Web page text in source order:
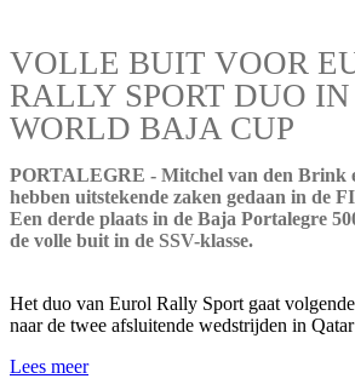
VOLLE BUIT VOOR
RALLY SPORT DUO
WORLD BAJA CUP
PORTALEGRE - Mitchel van den Brink
hebben uitstekende zaken gedaan in de
Een derde plaats in de Baja Portalegre
de volle buit in de SSV-klasse.
Het duo van Eurol Rally Sport gaat
naar de twee afsluitende wedstrijden in
Lees meer